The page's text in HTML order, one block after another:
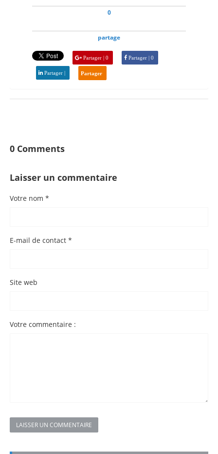
0
partage
Partager | 0 Partager | 0
Partager | Partager
0 Comments
Laisser un commentaire
Votre nom *
E-mail de contact *
Site web
Votre commentaire :
LAISSER UN COMMENTAIRE